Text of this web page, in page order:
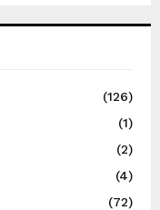
(126)
(1)
(2)
(4)
(72)